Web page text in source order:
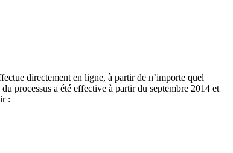
directement en ligne, à partir de n’importe quel
processus a été effective à partir du septembre 2014 et
: